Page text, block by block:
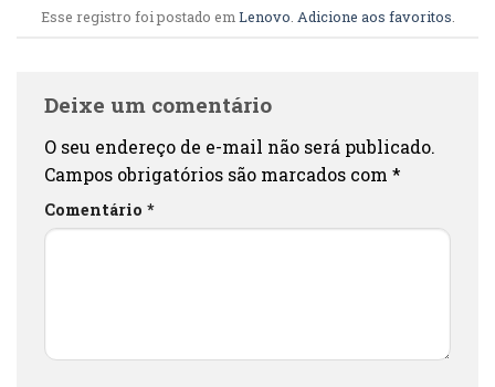
Esse registro foi postado emLenovo. Adicione aos favoritos.
Deixe um comentário
O seu endereço de e-mail não será publicado.
Campos obrigatórios são marcados com *
Comentário *